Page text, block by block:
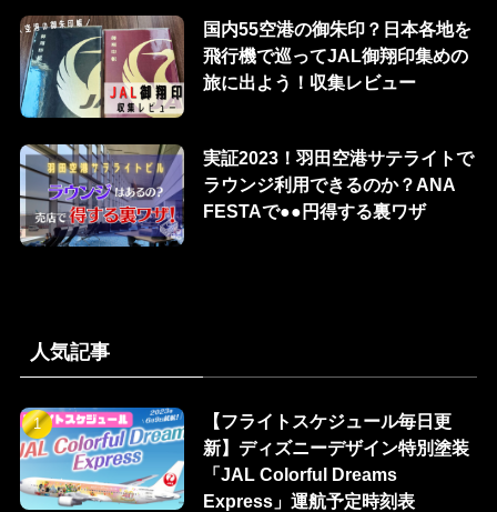
国内55空港の御朱印？日本各地を
飛行機で巡ってJAL御翔印集めの
旅に出よう！収集レビュー
実証2023！羽田空港サテライトで
ラウンジ利用できるのか？ANA
FESTAで●●円得する裏ワザ
人気記事
【フライトスケジュール毎日更
新】ディズニーデザイン特別塗装
「JAL Colorful Dreams
Express」運航予定時刻表